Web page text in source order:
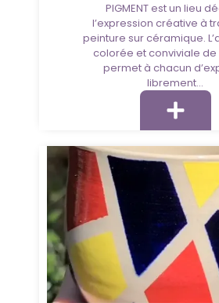
PIGMENT est un lieu
l’expression créative à
peinture sur céramique.
colorée et conviviale de
permet à chacun
librement...